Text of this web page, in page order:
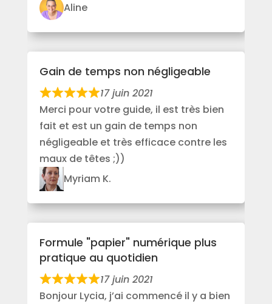
Aline
Gain de temps non négligeable
17 juin 2021
Merci pour votre guide, il est très bien
fait et est un gain de temps non
négligeable et très efficace contre les
maux de têtes ;))
Myriam K.
Formule "papier" numérique plus
pratique au quotidien
17 juin 2021
Bonjour Lycia, j’ai commencé il y a bien